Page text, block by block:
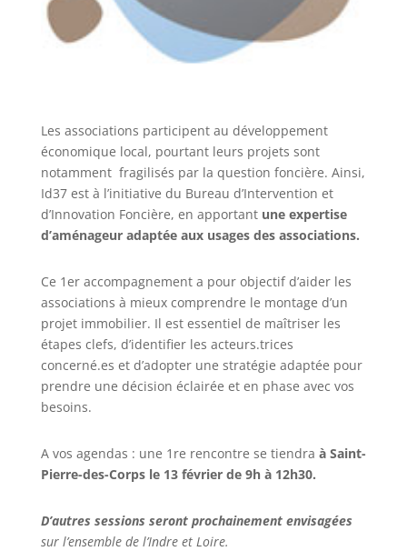
Les associations participent au développement
économique local, pourtant leurs projets sont
notamment fragilisés par la question foncière. Ainsi,
Id37 est à l’initiative du Bureau d’Intervention et
d’Innovation Foncière, en apportant une expertise
d’aménageur adaptée aux usages des associations.
Ce 1er accompagnement a pour objectif d’aider les
associations à mieux comprendre le montage d’un
projet immobilier. Il est essentiel de maîtriser les
étapes clefs, d’identifier les acteurs.trices
concerné.es et d’adopter une stratégie adaptée pour
prendre une décision éclairée et en phase avec vos
besoins.
A vos agendas : une 1re rencontre se tiendra à Saint-
Pierre-des-Corps le 13 février de 9h à 12h30.
D’autres sessions seront prochainement envisagées
sur l’ensemble de l’Indre et Loire.